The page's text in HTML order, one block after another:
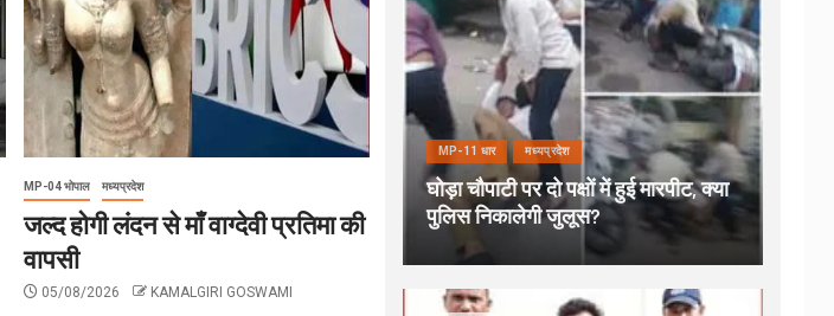
MP-04 भोपाल मध्यप्रदेश
जल्द होगी लंदन से माँ वाग्देवी प्रतिमा की
वापसी
05/08/2026 KAMALGIRI GOSWAMI
MP-11 धार मध्यप्रदेश
घोड़ा चौपाटी पर दो पक्षों में हुई मारपीट, क्या
पुलिस निकालेगी जुलूस?